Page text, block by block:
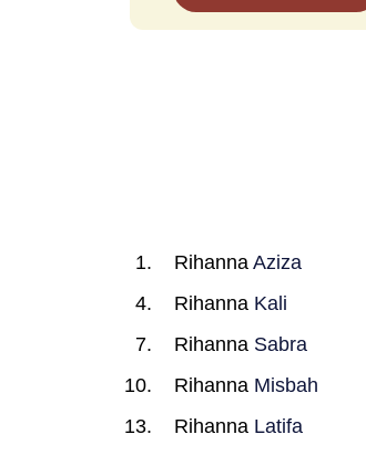
Rihanna Aziza
Rihanna Kali
Rihanna Sabra
Rihanna Misbah
Rihanna Latifa